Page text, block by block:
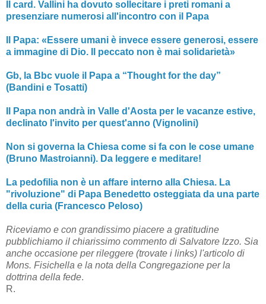
Il card. Vallini ha dovuto sollecitare i preti romani a
presenziare numerosi all'incontro con il Papa
Il Papa: «Essere umani è invece essere generosi, essere
a immagine di Dio. Il peccato non è mai solidarietà»
Gb, la Bbc vuole il Papa a “Thought for the day”
(Bandini e Tosatti)
Il Papa non andrà in Valle d'Aosta per le vacanze estive,
declinato l'invito per quest'anno (Vignolini)
Non si governa la Chiesa come si fa con le cose umane
(Bruno Mastroianni). Da leggere e meditare!
La pedofilia non è un affare interno alla Chiesa. La
"rivoluzione" di Papa Benedetto osteggiata da una parte
della curia (Francesco Peloso)
Riceviamo e con grandissimo piacere a gratitudine
pubblichiamo il chiarissimo commento di Salvatore Izzo. Sia
anche occasione per rileggere (trovate i links) l'articolo di
Mons. Fisichella e la nota della Congregazione per la
dottrina della fede.
R.